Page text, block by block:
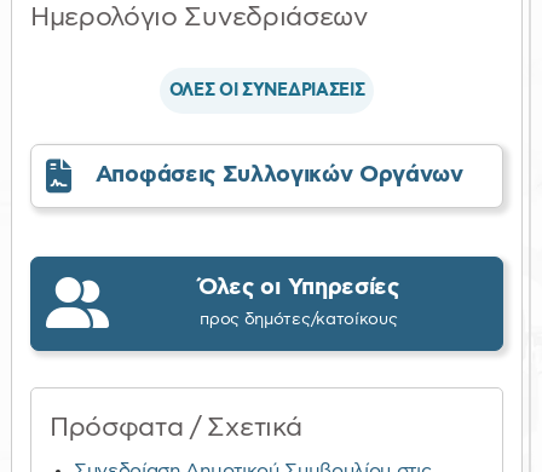
Ημερολόγιο Συνεδριάσεων
ΟΛΕΣ ΟΙ ΣΥΝΕΔΡΙΑΣΕΙΣ
Αποφάσεις Συλλογικών Οργάνων
Όλες οι Υπηρεσίες
προς δημότες/κατοίκους
Πρόσφατα / Σχετικά